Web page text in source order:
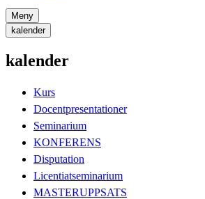
Meny
kalender
kalender
Kurs
Docentpresentationer
Seminarium
KONFERENS
Disputation
Licentiatseminarium
MASTERUPPSATS